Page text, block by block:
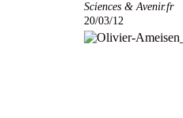
Sciences & Avenir.fr
20/03/12